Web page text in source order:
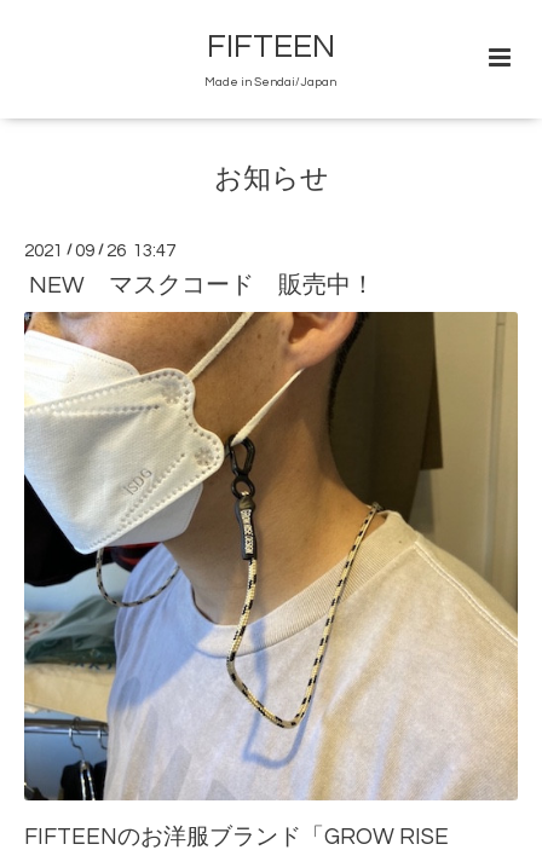
FIFTEEN
Made in Sendai/Japan
お知らせ
2021 /09 / 26 13:47
NEW マスクコード 販売中！
FIFTEENのお洋服ブランド「GROW RISE